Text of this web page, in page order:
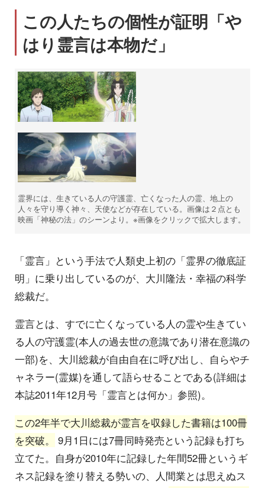
この人たちの個性が証明「や
はり霊言は本物だ」
霊界には、生きている人の守護霊、亡くなった人の霊、地上の
人々を守り導く神々、天使などが存在している。画像は２点とも
映画「神秘の法」のシーンより。※画像をクリックで拡大します。
「霊言」という手法で人類史上初の「霊界の徹底証
明」に乗り出しているのが、大川隆法・幸福の科学
総裁だ。
霊言とは、すでに亡くなっている人の霊や生きてい
る人の守護霊(本人の過去世の意識であり潜在意識の
一部)を、大川総裁が自由自在に呼び出し、自らやチ
ャネラー(霊媒)を通して語らせることである(詳細は
本誌2011年12月号「霊言とは何か」参照)。
この2年半で大川総裁が霊言を収録した書籍は100冊
を突破。
9月1日には7冊同時発売という記録も打ち
立てた。自身が2010年に記録した年間52冊というギ
ネス記録を塗り替える勢いの、人間業とは思えぬス